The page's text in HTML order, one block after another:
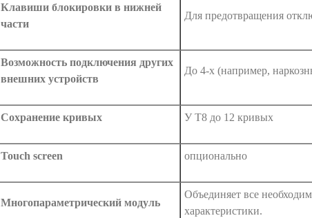
Клавиши блокировки в нижней
части
Для предотвращения
Возможность подключения других
внешних устройств
До 4-х (например,
Сохранение кривых У Т8 до 12 кривых
Touch screen опционально
Многопараметрический модуль
Объединяет все
характеристики.